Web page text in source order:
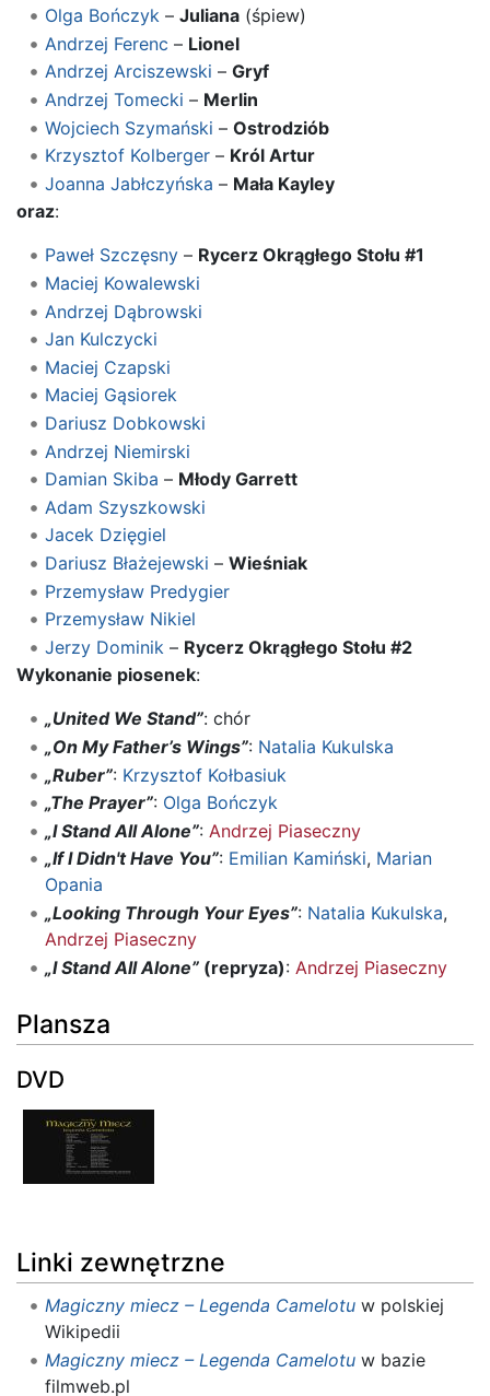
Olga Bończyk– Juliana(śpiew)
Andrzej Ferenc – Lionel
Andrzej Arciszewski – Gryf
Andrzej Tomecki – Merlin
Wojciech Szymański – Ostrodziób
Krzysztof Kolberger– Król Artur
Joanna Jabłczyńska – Mała Kayley
oraz:
Paweł Szczęsny– Rycerz Okrągłego Stołu #1
Maciej Kowalewski
Andrzej Dąbrowski
Jan Kulczycki
Maciej Czapski
Maciej Gąsiorek
Dariusz Dobkowski
Andrzej Niemirski
Damian Skiba – Młody Garrett
Adam Szyszkowski
Jacek Dzięgiel
Dariusz Błażejewski – Wieśniak
Przemysław Predygier
Przemysław Nikiel
Jerzy Dominik – Rycerz Okrągłego Stołu #2
Wykonanie piosenek:
„United We Stand”: chór
„On My Father’s Wings”: Natalia Kukulska
„Ruber”: Krzysztof Kołbasiuk
„The Prayer”: Olga Bończyk
„I Stand All Alone”: Andrzej Piaseczny
„If I Didn't Have You”: Emilian Kamiński, Marian
Opania
„Looking Through Your Eyes”: Natalia Kukulska,
Andrzej Piaseczny
„I Stand All Alone”(repryza): Andrzej Piaseczny
Plansza
DVD
Linki zewnętrzne
Magiczny miecz – Legenda Camelotuw polskiej
Wikipedii
Magiczny miecz – Legenda Camelotuw bazie
filmweb.pl